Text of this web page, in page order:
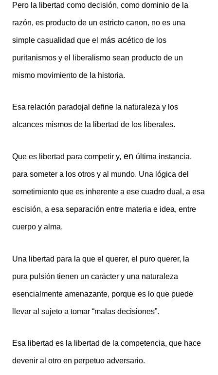
Pero la libertad como decisión, como dominio de la
razón, es producto de un estricto canon, no es una
simple casualidad que el más acético de los
puritanismos y el liberalismo sean producto de un
mismo movimiento de la historia.
Esa relación paradojal define la naturaleza y los
alcances mismos de la libertad de los liberales.
Que es libertad para competir y, en última instancia,
para someter a los otros y al mundo. Una lógica del
sometimiento que es inherente a ese cuadro dual, a esa
escisión, a esa separación entre materia e idea, entre
cuerpo y alma.
Una libertad para la que el querer, el puro querer, la
pura pulsión tienen un carácter y una naturaleza
esencialmente amenazante, porque es lo que puede
llevar al sujeto a tomar “malas decisiones”.
Esa libertad es la libertad de la competencia, que hace
devenir al otro en perpetuo adversario.